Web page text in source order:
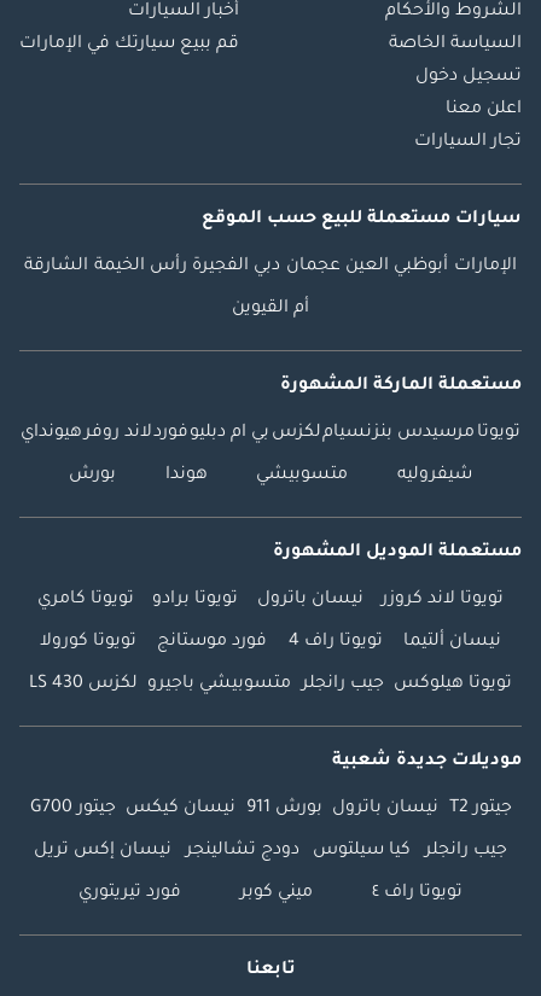
الشروط والأحكام
السياسة الخاصة
تسجيل دخول
اعلن معنا
تجار السيارات
أخبار السيارات
قم ببيع سيارتك في الإمارات
سيارات مستعملة للبيع حسب الموقع
الإمارات أبوظبي العين عجمان دبي الفجيرة رأس الخيمة الشارقة
أم القيوين
مستعملة الماركة المشهورة
تويوتا مرسيدس بنزنسياملكزس بي ام دبليوفوردلاند روفرهيونداي
شيفروليه متسوبيشي هوندا بورش
مستعملة الموديل المشهورة
تويوتا لاند كروزر نيسان باترول تويوتا برادو تويوتا كامري
نيسان ألتيما تويوتا راف 4 فورد موستانج تويوتا كورولا
تويوتا هيلوكس جيب رانجلر متسوبيشي باجيرو لكزس LS 430
موديلات جديدة شعبية
جيتور T2 نيسان باترول بورش 911 نيسان كيكس جيتور G700
جيب رانجلر كيا سيلتوس دودج تشالينجر نيسان إكس تريل
تويوتا راف ٤ ميني كوبر فورد تيريتوري
تابعنا